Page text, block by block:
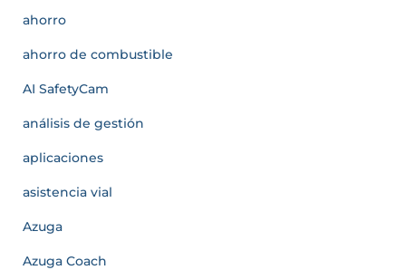
ahorro
ahorro de combustible
AI SafetyCam
análisis de gestión
aplicaciones
asistencia vial
Azuga
Azuga Coach